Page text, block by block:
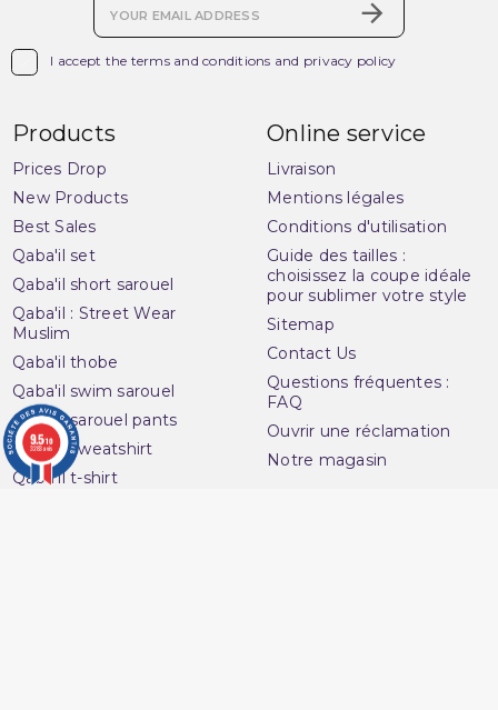
I accept the terms and conditions and privacy policy
Products
Prices Drop
New Products
Best Sales
Qaba'il set
Qaba'il short sarouel
Qaba'il : Street Wear
Muslim
Qaba'il thobe
Qaba'il swim sarouel
Qaba'il sarouel pants
Qaba'il sweatshirt
Qaba'il t-shirt
Online service
Livraison
Mentions légales
Conditions d'utilisation
Guide des tailles :
choisissez la coupe idéale
pour sublimer votre style
Sitemap
Contact Us
Questions fréquentes :
FAQ
Ouvrir une réclamation
Notre magasin
9.5/10
3283 avis